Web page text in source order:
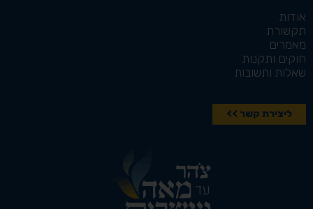
אודות
תקשורת
מאמרים
חוקים ותקנות
שאלות ותשובות
ליצירת קשר >>